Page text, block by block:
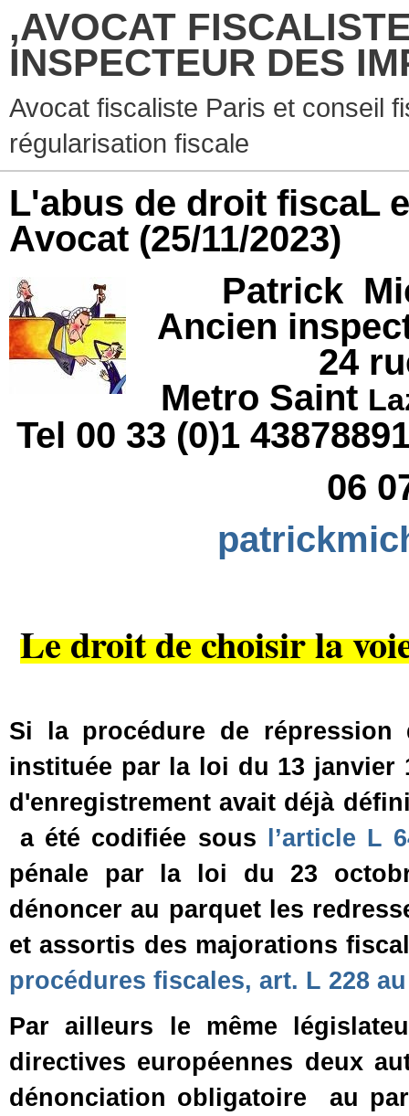
,AVOCAT
INSPECTEUR DES
Avocat fiscaliste Paris et conseil
régularisation fiscale
L'abus de droit fiscaL
Avocat (25/11/2023)
Patrick
Ancien
24
Metro Saint
Tel 00 33 (0)1
06
Le droit de choisir la
Si la procédure de
instituée par la loi du 13 janvier
d'enregistrement avait déjà
a été codifiée sous
l’article L
pénale par la loi du 23
dénoncer au parquet les
et assortis des majorations
procédures fiscales, art. L 228
Par ailleurs le même
directives européennes deux
dénonciation obligatoire au